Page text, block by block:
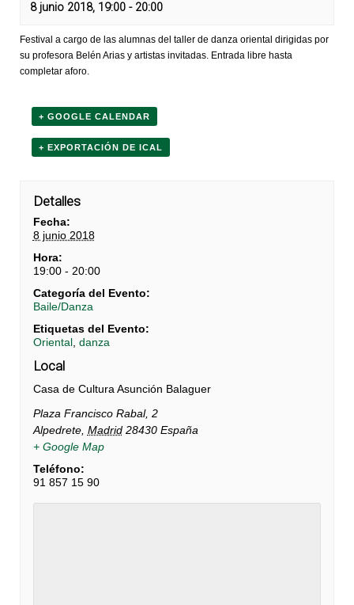
8 junio 2018, 19:00 - 20:00
Festival a cargo de las alumnas del taller de danza oriental dirigidas por
su profesora Belén Arias y artistas invitadas. Entrada libre hasta
completar aforo.
+ GOOGLE CALENDAR
+ EXPORTACIÓN DE ICAL
Detalles
Fecha:
8 junio 2018
Hora:
19:00 - 20:00
Categoría del Evento:
Baile/Danza
Etiquetas del Evento:
Oriental, danza
Local
Casa de Cultura Asunción Balaguer
Plaza Francisco Rabal, 2
Alpedrete, Madrid 28430 España
+ Google Map
Teléfono:
91 857 15 90